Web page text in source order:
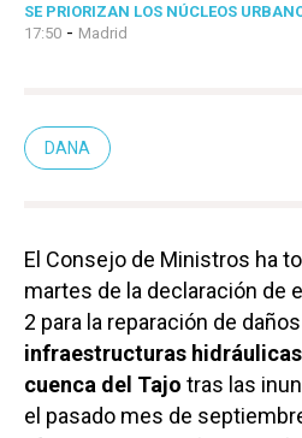
SE PRIORIZAN LOS NÚCLEOS
17:50 - Madrid
DANA
El Consejo de Ministros ha
martes de la declaración de
2 para la reparación de
infraestructuras
cuenca del Tajo tras las
el pasado mes de